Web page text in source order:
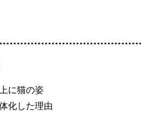
に猫の姿
化した理由